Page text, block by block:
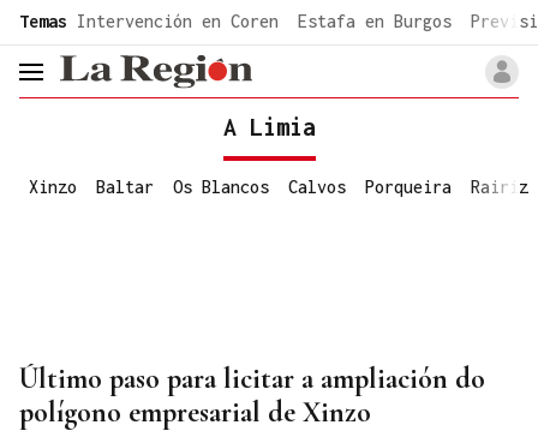
common.go-to-content
Temas Intervención en Coren Estafa en Burgos
header.menu.open
A Limia
Xinzo Baltar Os Blancos Calvos Porqueira Rairiz
Último paso para licitar a ampliación do
polígono empresarial de Xinzo